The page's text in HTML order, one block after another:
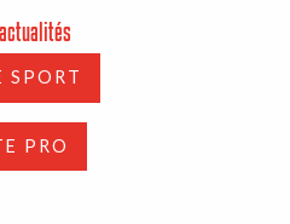
SPORT
PRO